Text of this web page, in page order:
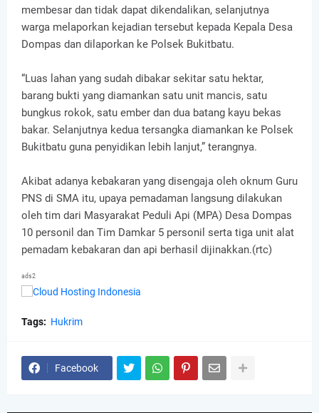
membesar dan tidak dapat dikendalikan, selanjutnya
warga melaporkan kejadian tersebut kepada Kepala Desa
Dompas dan dilaporkan ke Polsek Bukitbatu.
“Luas lahan yang sudah dibakar sekitar satu hektar,
barang bukti yang diamankan satu unit mancis, satu
bungkus rokok, satu ember dan dua batang kayu bekas
bakar. Selanjutnya kedua tersangka diamankan ke Polsek
Bukitbatu guna penyidikan lebih lanjut,” terangnya.
Akibat adanya kebakaran yang disengaja oleh oknum Guru
PNS di SMA itu, upaya pemadaman langsung dilakukan
oleh tim dari Masyarakat Peduli Api (MPA) Desa Dompas
10 personil dan Tim Damkar 5 personil serta tiga unit alat
pemadam kebakaran dan api berhasil dijinakkan.(rtc)
ads2
Tags: Hukrim
Facebook